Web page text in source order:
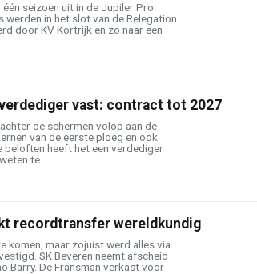
één seizoen uit in de Jupiler Pro
werden in het slot van de Relegation
door KV Kortrijk en zo naar een
vast: contract tot 2027
de schermen volop aan de
van de eerste ploeg en ook
beloften heeft het een verdediger
te ...
recordtransfer wereldkundig
komen, maar zojuist werd alles via
SK Beveren neemt afscheid
Barry. De Fransman verkast voor